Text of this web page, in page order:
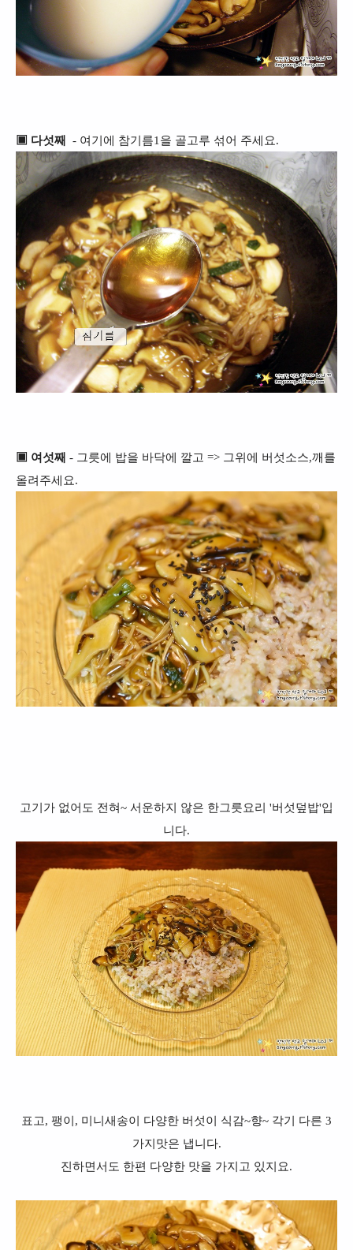
▣ 다섯째 - 여기에 참기름1을 골고루 섞어 주세요.
▣ 여섯째 - 그릇에 밥을 바닥에 깔고 => 그위에 버섯소스,깨를
올려주세요.
고기가 없어도 전혀~ 서운하지 않은 한그릇요리 '버섯덮밥'입
니다.
표고, 팽이, 미니새송이 다양한 버섯이 식감~향~ 각기 다른 3
가지맛은 냅니다.
진하면서도 한편 다양한 맛을 가지고 있지요.